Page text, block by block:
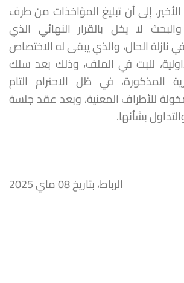
إلى أن تبليغ المؤاخذات من طرف
لا يخل بالقرار النهائي الذي
الحال، والذي يبقى له الاختصاص
للبت في الملف، وذلك بعد سلك
المذكورة، في ظل الاحترام التام
للأطراف المعنية، وبعد عقد جلسة
بشأنها.
الرباط، بتاريخ 08 ماي 2025